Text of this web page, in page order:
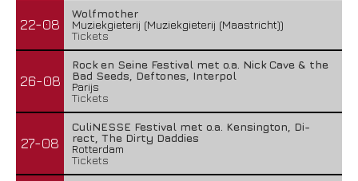
22-08
Wolfmother
Muziekgieterij (Muziekgieterij (Maastricht))
Tickets
26-08
Rock en Seine Festival met o.a. Nick Cave & the
Bad Seeds, Deftones, Interpol
Parijs
Tickets
27-08
CuliNESSE Festival met o.a. Kensington, Di-
rect, The Dirty Daddies
Rotterdam
Tickets